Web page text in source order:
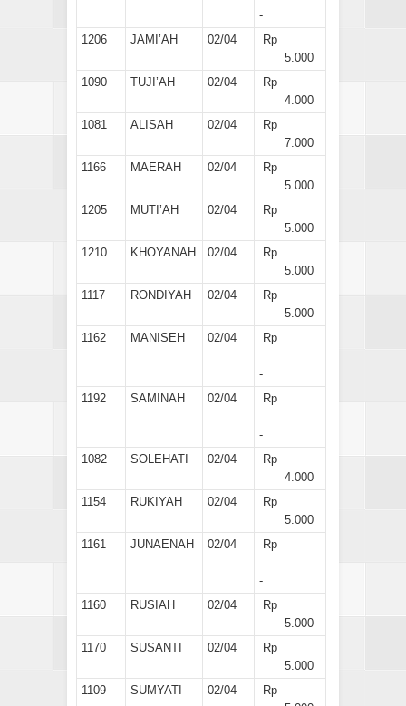
-
1206
JAMI’AH 02/04
Rp
5.000
1090
TUJI’AH 02/04
Rp
4.000
1081
ALISAH 02/04
Rp
7.000
1166
MAERAH 02/04
Rp
5.000
1205
MUTI’AH 02/04
Rp
5.000
1210
KHOYANAH 02/04
Rp
5.000
1117
RONDIYAH 02/04
Rp
5.000
1162
MANISEH 02/04 Rp
-
1192
SAMINAH 02/04 Rp
-
1082
SOLEHATI 02/04
Rp
4.000
1154
RUKIYAH 02/04
Rp
5.000
1161
JUNAENAH 02/04 Rp
-
1160
RUSIAH 02/04
Rp
5.000
1170
SUSANTI 02/04
Rp
5.000
1109
SUMYATI 02/04
Rp